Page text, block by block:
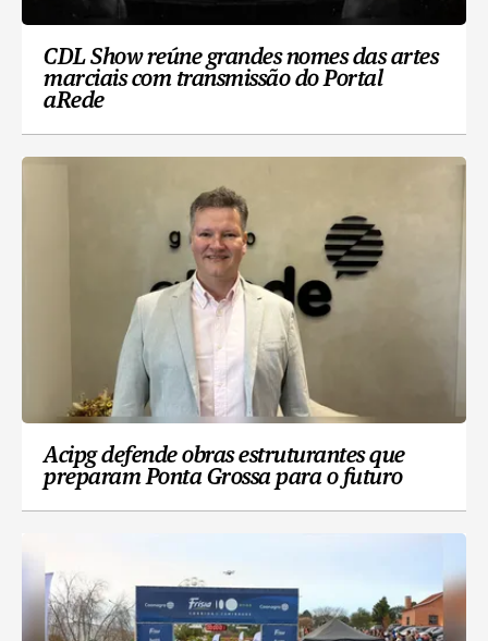
CDL Show reúne grandes nomes das artes
marciais com transmissão do Portal
aRede
Acipg defende obras estruturantes que
preparam Ponta Grossa para o futuro